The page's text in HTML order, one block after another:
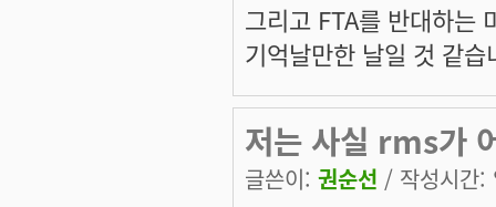
그리고 FTA를 반대하는
기억날만한 날일 것 같습
저는 사실 rms가
글쓴이: 권순선 / 작성시간